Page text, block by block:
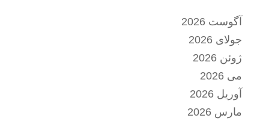
آگوست 2026
جولای 2026
ژوئن 2026
می 2026
آوریل 2026
مارس 2026